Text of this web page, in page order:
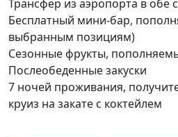
Трансфер из аэропорта в обе
Бесплатный мини-бар,
выбранным позициям)
Сезонные фрукты,
Послеобеденные закуски
7 ночей проживания,
круиз на закате с коктейлем